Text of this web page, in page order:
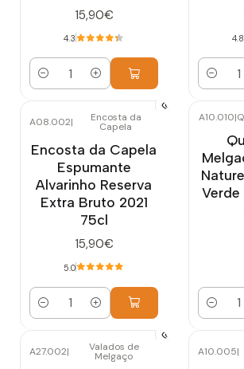
15,90€
4.3
Quantidade
4.8
A08.002| Encosta da
Capela
Encosta da Capela
Espumante
Alvarinho Reserva
Extra Bruto 2021
75cl
15,90€
5.0
Quantidade
A10.010|
A27.002| Valados de
Melgaço A10.005|